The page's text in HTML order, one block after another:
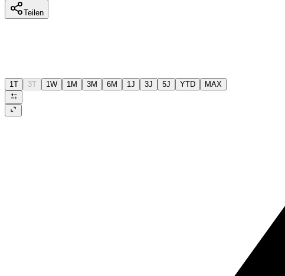
Teilen
1T 3T 1W 1M 3M 6M 1J 3J 5J YTD MAX